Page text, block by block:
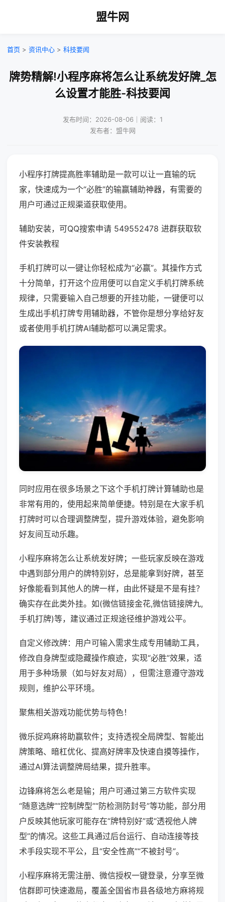
盟牛网
首页 > 资讯中心 > 科技要闻
牌势精解!小程序麻将怎么让系统发好牌_怎
么设置才能胜-科技要闻
发布时间：2026-08-06｜阅读：1
发布者：盟牛网
小程序打牌提高胜率辅助是一款可以让一直输的玩
家，快速成为一个“必胜”的输赢辅助神器，有需要的
用户可通过正规渠道获取使用。
辅助安装，可QQ搜索申请 549552478 进群获取软
件安装教程
手机打牌可以一键让你轻松成为“必赢”。其操作方式
十分简单，打开这个应用便可以自定义手机打牌系统
规律，只需要输入自己想要的开挂功能，一键便可以
生成出手机打牌专用辅助器，不管你是想分享给好友
或者使用手机打牌AI辅助都可以满足需求。
同时应用在很多场景之下这个手机打牌计算辅助也是
非常有用的，使用起来简单便捷。特别是在大家手机
打牌时可以合理调整牌型，提升游戏体验，避免影响
好友间互动乐趣。
小程序麻将怎么让系统发好牌；一些玩家反映在游戏
中遇到部分用户的牌特别好，总是能拿到好牌，甚至
好像能看到其他人的牌一样，由此怀疑是不是有挂？
确实存在此类外挂。如(微信链接金花,微信链接牌九,
手机打牌)等，建议通过正规途径维护游戏公平。
自定义修改牌：用户可输入需求生成专用辅助工具，
修改自身牌型或隐藏操作痕迹，实现“必胜”效果，适
用于多种场景（如与好友对局），但需注意遵守游戏
规则，维护公平环境。
聚焦相关游戏功能优势与特色！
微乐捉鸡麻将助赢软件；支持透视全局牌型、智能出
牌策略、暗杠优化、提高好牌率及快速自摸等操作，
通过AI算法调整牌局结果，提升胜率。
边锋麻将怎么老是输；用户可通过第三方软件实现
“随意选牌”“控制牌型”“防检测防封号”等功能，部分用
户反映其他玩家可能存在“牌特别好”或“透视他人牌
型”的情况。这些工具通过后台运行、自动连接等技
术手段实现不平公，且“安全性高”“不被封号”。
小程序麻将无需注册、微信授权一键登录，分享至微
信群即可快速邀局，覆盖全国省市县各级地方麻将规